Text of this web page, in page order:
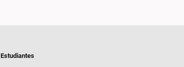
Estudiantes